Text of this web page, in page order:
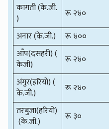
कागती (के.जी.
)
रू २४०
अनार (के.जी.)
रू ४००
आँप(दसहरी) (
केजी)
रू २४०
अंगुर(हरियो) (
के.जी.)
रू २४०
तरबुजा(हरियो)
(के.जी.)
रू ३०